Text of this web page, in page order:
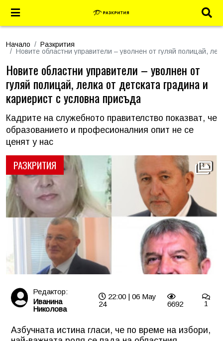
Начало
Разкрития
Новите областни управители – уволнен от гуляй полицай,
РАЗКРИТИЯ
Новите областни управители – уволнен от
гуляй полицай, лелка от детската градина и
кариерист с условна присъда
Кадрите на служебното правителство показват, че
образованието и професионалния опит не се
ценят у нас
Редактор:
Иванина
Николова
22:00 | 06 May
24
6692 1
Азбучната истина гласи, че по време на избори,